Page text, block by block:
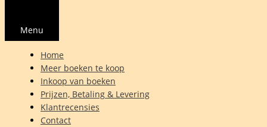
Menu
Home
Meer boeken te koop
Inkoop van boeken
Prijzen, Betaling & Levering
Klantrecensies
Contact